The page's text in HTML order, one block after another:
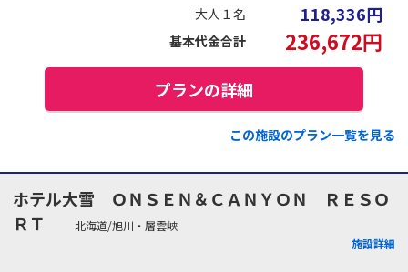
大人１名 118,336円
基本代金合計 236,672円
プランの詳細
この施設のプラン一覧を見る
ホテル大雪 ＯＮＳＥＮ＆ＣＡＮＹＯＮ ＲＥＳＯ
ＲＴ
北海道/旭川・層雲峡
施設詳細